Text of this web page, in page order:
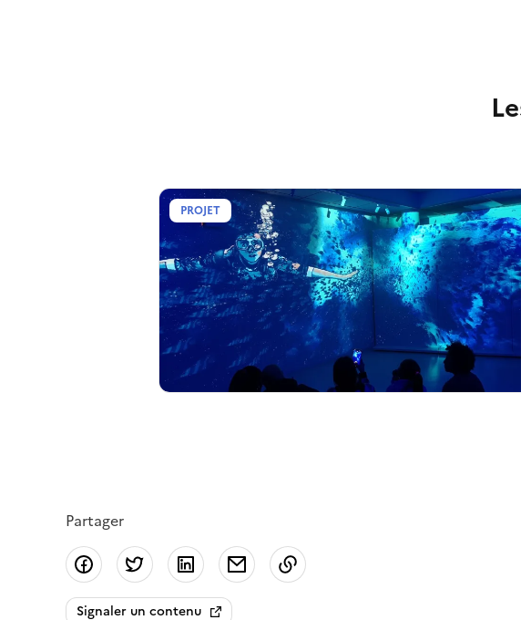
PROJET
Partager
Partager sur Facebook
Partager sur Twitter
Partager sur LinkedIn
Partager par email
Signaler un contenu